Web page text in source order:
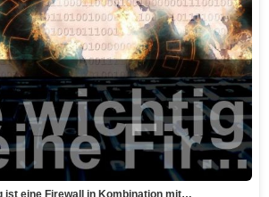
ist eine Firewall in Kombination mit…